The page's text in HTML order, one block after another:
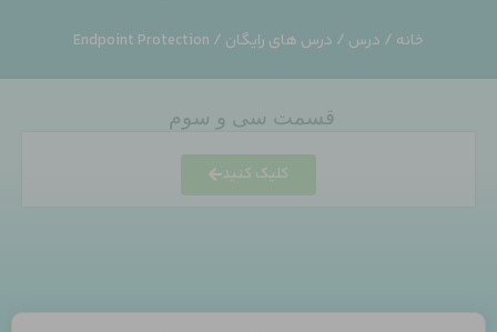
خانه / درس / درس های رایگان / Endpoint Protection
قسمت سی و سوم
کلیک کنید